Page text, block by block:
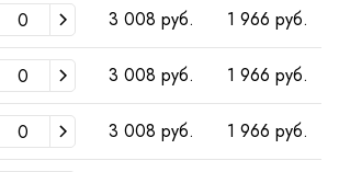
3 008 руб. 1 966 руб.
3 008 руб. 1 966 руб.
3 008 руб. 1 966 руб.